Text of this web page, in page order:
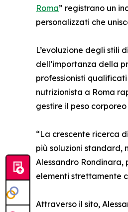
Roma” registrano un
personalizzati che
L’evoluzione degli stili
dell’importanza della
professionisti
nutrizionista a Roma
gestire il peso
“La crescente ricerca
più soluzioni standard,
Alessandro Rondinara,
elementi strettamente
Attraverso il sito,